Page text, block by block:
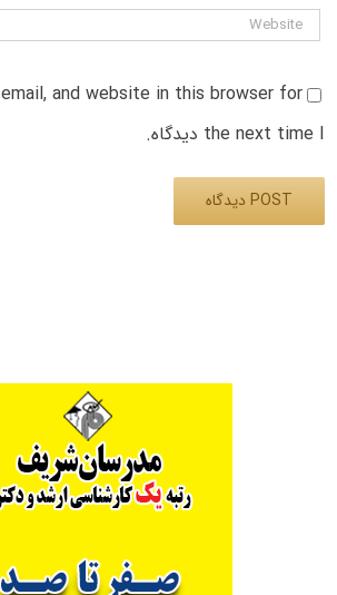
and website in this browser for
the next time I دیدگاه.